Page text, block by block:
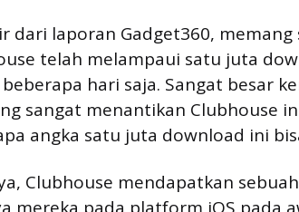
dari laporan Gadget360,
telah melampaui satu juta
hari saja. Sangat besar
sangat menantikan Clubhouse
angka satu juta download ini
Clubhouse mendapatkan